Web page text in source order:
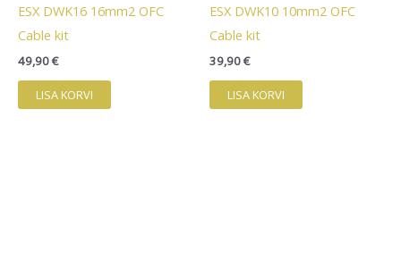
ESX DWK16 16mm2 OFC
Cable kit
49,90€
LISA KORVI
ESX DWK10 10mm2 OFC
Cable kit
39,90€
LISA KORVI